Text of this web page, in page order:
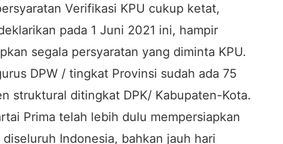
Verifikasi KPU cukup ketat,
pada 1 Juni 2021 ini, hampir
segala persyaratan yang diminta KPU.
DPW / tingkat Provinsi sudah ada 75
struktural ditingkat DPK/ Kabupaten-Kota.
Prima telah lebih dulu mempersiapkan
Indonesia, bahkan jauh hari